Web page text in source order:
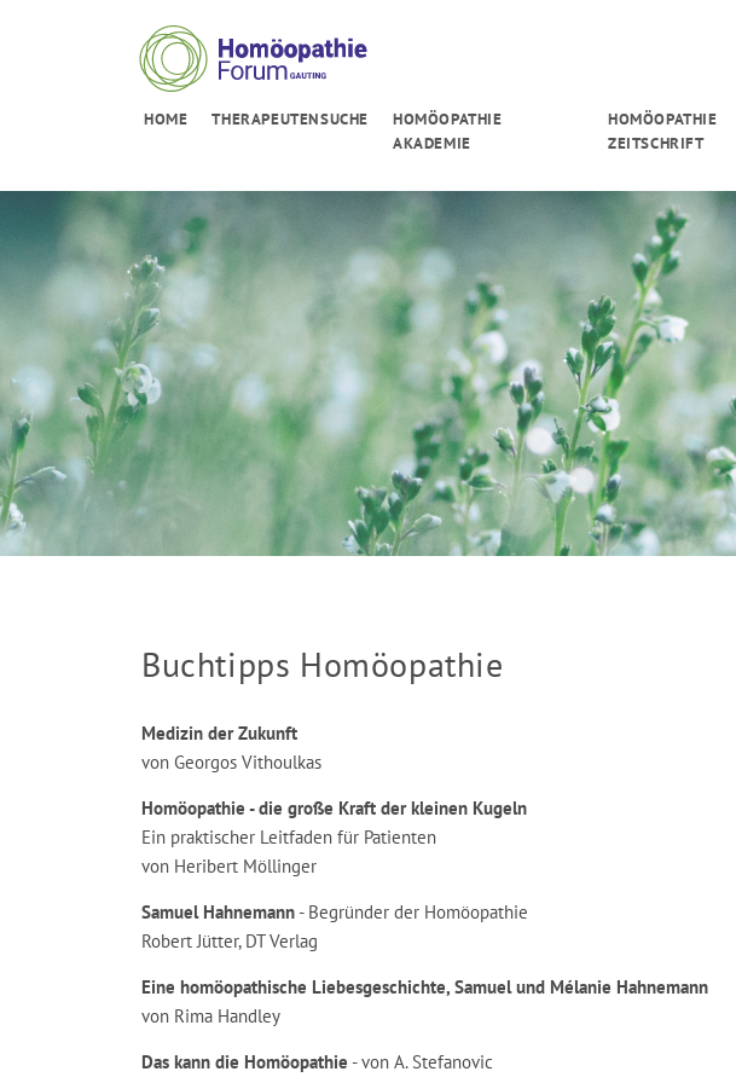
HOME THERAPEUTENSUCHE
HOMÖOPATHIE
AKADEMIE
HOMÖOPATHIE
ZEITSCHRIFT
Buchtipps Homöopathie
Medizin der Zukunft
von Georgos Vithoulkas
Homöopathie - die große Kraft der kleinen Kugeln
Ein praktischer Leitfaden für Patienten
von Heribert Möllinger
Samuel Hahnemann - Begründer der Homöopathie
Robert Jütter, DT Verlag
Eine homöopathische Liebesgeschichte, Samuel und Mélanie Hahnemann
von Rima Handley
Das kann die Homöopathie - von A. Stefanovic